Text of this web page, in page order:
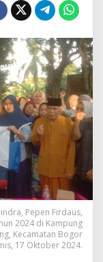
Pepen Firdaus,
2024 di Kampung
Kecamatan Bogor
17 Oktober 2024.